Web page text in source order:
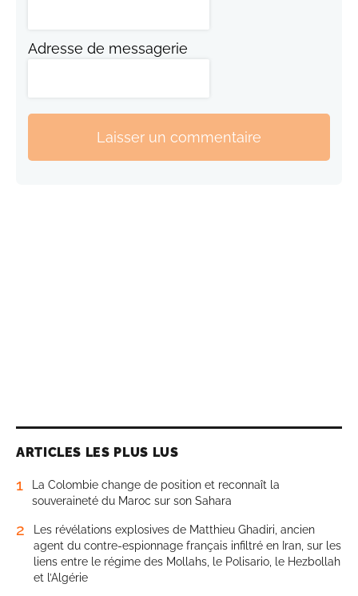
Adresse de messagerie
Laisser un commentaire
ARTICLES LES PLUS LUS
1
La Colombie change de position et reconnaît la
souveraineté du Maroc sur son Sahara
2
Les révélations explosives de Matthieu Ghadiri, ancien
agent du contre-espionnage français infiltré en Iran, sur les
liens entre le régime des Mollahs, le Polisario, le Hezbollah
et l’Algérie